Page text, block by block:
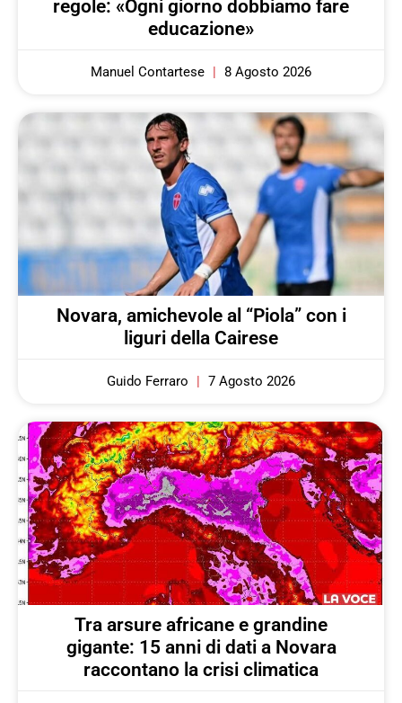
regole: «Ogni giorno dobbiamo fare
educazione»
Manuel Contartese 8 Agosto 2026
Novara, amichevole al “Piola” con i
liguri della Cairese
Guido Ferraro 7 Agosto 2026
Tra arsure africane e grandine
gigante: 15 anni di dati a Novara
raccontano la crisi climatica